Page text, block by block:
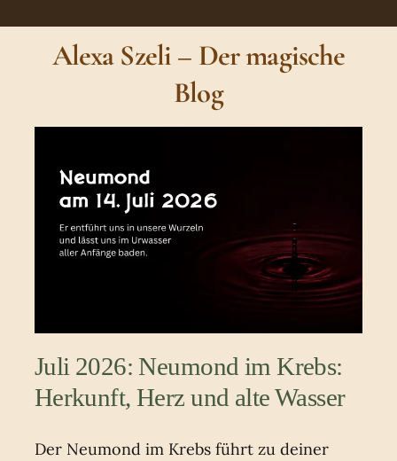
Alexa Szeli – Der magische
Blog
Juli 2026: Neumond im Krebs:
Herkunft, Herz und alte Wasser
Der Neumond im Krebs führt zu deiner